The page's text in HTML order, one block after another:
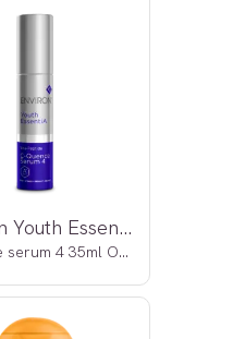
*Environ Youth EssentiA
C-quence serum 4 35ml OUTLET